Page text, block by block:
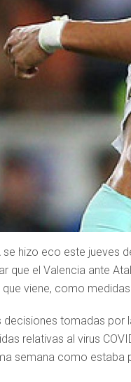
se hizo eco este jueves
que el Valencia ante
que viene, como
decisiones tomadas
relativas al virus
semana como estaba